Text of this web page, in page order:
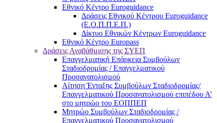
Εθνικό Κέντρο Euroguidance
Δράσεις Εθνικού Κέντρου Euroguidance
(Ε.Ο.Π.Π.Ε.Π.)
Δίκτυο Εθνικών Κέντρων Euroguidance
Εθνικό Κέντρο Europass
Δράσεις Αναβάθμισης της ΣΥΕΠ
Επαγγελματική Επάρκεια Συμβούλων
Σταδιοδρομίας / Επαγγελματικού
Προσανατολισμού
Αίτηση Ένταξης Συμβούλων Σταδιοδρομίας/
Επαγγελματικού Προσανατολισμού επιπέδου Α’
στο μητρώο του ΕΟΠΠΕΠ
Μητρώο Συμβούλων Σταδιοδρομίας /
Επαγγελματικού Προσανατολισμού